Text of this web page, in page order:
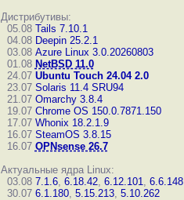
Дистрибутивы:
05.08 Tails 7.10.1
04.08 Deepin 25.2.1
03.08 Azure Linux 3.0.20260803
01.08 NetBSD 11.0
24.07 Ubuntu Touch 24.04 2.0
23.07 Solaris 11.4 SRU94
21.07 Omarchy 3.8.4
19.07 Chrome OS 150.0.7871.150
17.07 Whonix 18.2.1.9
16.07 SteamOS 3.8.15
16.07 OPNsense 26.7
Актуальные ядра Linux:
03.08 7.1.6, 6.18.42, 6.12.101, 6.6.148
30.07 6.1.180, 5.15.213, 5.10.262